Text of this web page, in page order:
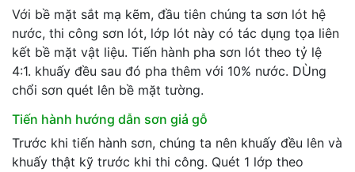
Với bề mặt sắt mạ kẽm, đầu tiên chúng ta sơn lót hệ
nước, thi công sơn lót, lớp lót này có tác dụng tọa liên
kết bề mặt vật liệu. Tiến hành pha sơn lót theo tỷ lệ
4:1. khuấy đều sau đó pha thêm với 10% nước. DÙng
chổi sơn quét lên bề mặt tường.
Tiến hành hướng dẫn sơn giả gỗ
Trước khi tiến hành sơn, chúng ta nên khuấy đều lên và
khuấy thật kỹ trước khi thi công. Quét 1 lớp theo